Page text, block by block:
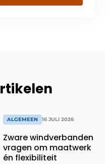
ALGEMEEN 16 JULI 2026
Zware windverbanden
vragen om maatwerk
én flexibiliteit